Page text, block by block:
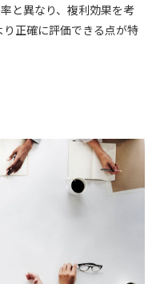
と異なり、複利効果を考
正確に評価できる点が特